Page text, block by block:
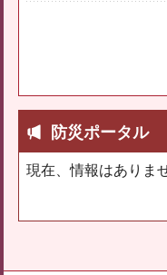
防災ポータル
現在、情報はありま